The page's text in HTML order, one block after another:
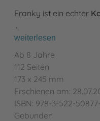
Franky ist ein echter
…
weiterlesen
Ab 8 Jahre
112 Seiten
173 x 245 mm
Erschienen am:
ISBN: 978-3-522-
Gebunden